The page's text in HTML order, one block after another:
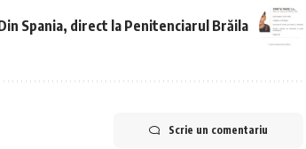
Spania, direct la Penitenciarul Brăila
Scrie un comentariu